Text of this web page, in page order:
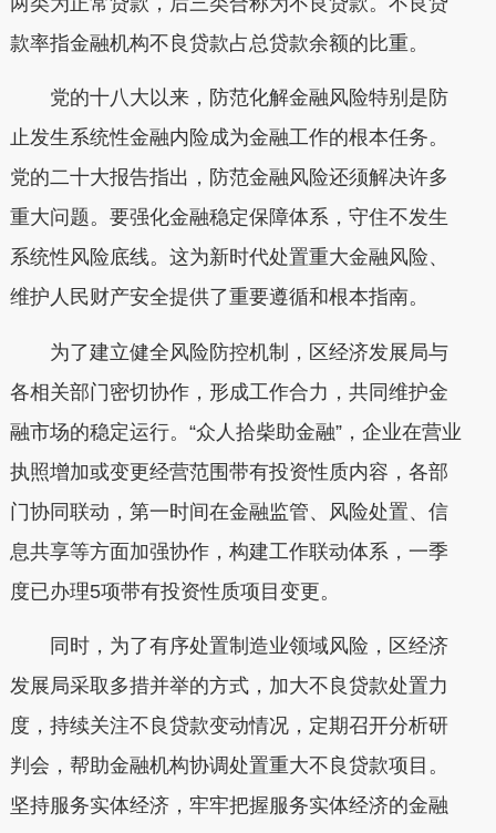
款率指金融机构不良贷款占总贷款余额的比重。
党的十八大以来，防范化解金融风险特别是防
止发生系统性金融内险成为金融工作的根本任务。
党的二十大报告指出，防范金融风险还须解决许多
重大问题。要强化金融稳定保障体系，守住不发生
系统性风险底线。这为新时代处置重大金融风险、
维护人民财产安全提供了重要遵循和根本指南。
为了建立健全风险防控机制，区经济发展局与
各相关部门密切协作，形成工作合力，共同维护金
融市场的稳定运行。“众人拾柴助金融”，企业在营业
执照增加或变更经营范围带有投资性质内容，各部
门协同联动，第一时间在金融监管、风险处置、信
息共享等方面加强协作，构建工作联动体系，一季
度已办理5项带有投资性质项目变更。
同时，为了有序处置制造业领域风险，区经济
发展局采取多措并举的方式，加大不良贷款处置力
度，持续关注不良贷款变动情况，定期召开分析研
判会，帮助金融机构协调处置重大不良贷款项目。
坚持服务实体经济，牢牢把握服务实体经济的金融